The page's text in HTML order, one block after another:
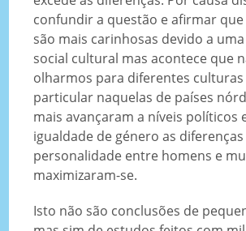
confundir a questão e afirmar
são mais carinhosas devido a
social cultural mas acontece que
olharmos para diferentes culturas
particular naquelas de países
mais avançaram a níveis políticos
igualdade de género as
personalidade entre homens e
maximizaram-se.
Isto não são conclusões de